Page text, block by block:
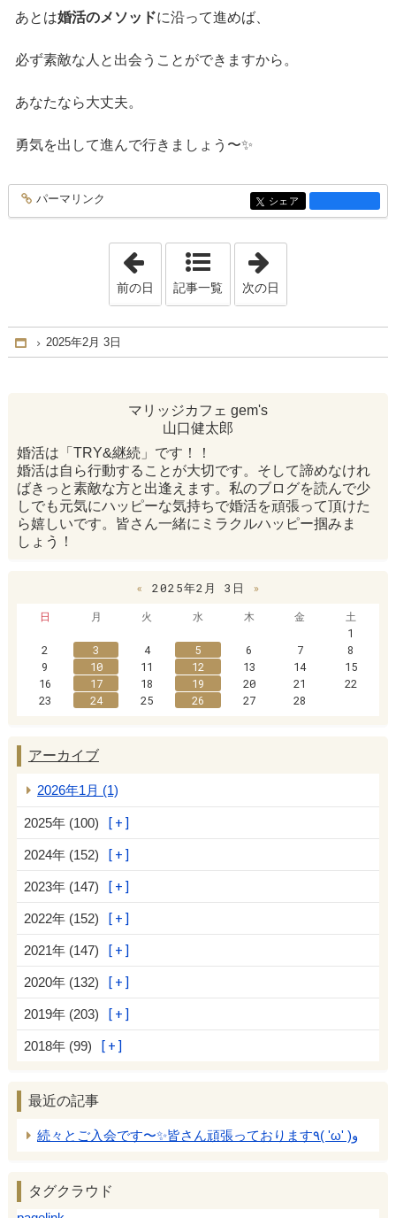
あとは婚活のメソッドに沿って進めば、
必ず素敵な人と出会うことができますから。
あなたなら大丈夫。
勇気を出して進んで行きましょう〜✨
entry3602
パーマリンク entry3602
シェア
「2025年1月29日」
前の日 記事一覧 次の日
Home
2025年2月 3日
マリッジカフェ gem's
山口健太郎
婚活は「TRY&継続」です！！
婚活は自ら行動することが大切です。そして諦めなけれ
ばきっと素敵な方と出逢えます。私のブログを読んで少
しでも元気にハッピーな気持ちで婚活を頑張って頂けた
ら嬉しいです。皆さん一緒にミラクルハッピー掴みま
しょう！
« 2025年2月 3日
»
日
月 火 水 木 金
土
1
2
3 4 5 6 7
8
9
10 11 12 13 14
15
16
17 18 19 20 21
22
23
24 25 26 27 28
アーカイブ
2026年1月 (1)
2025年 (100)
2024年 (152)
2023年 (147)
2022年 (152)
2021年 (147)
2020年 (132)
2019年 (203)
2018年 (99)
最近の記事
続々とご入会です〜✨皆さん頑張っております٩( 'ω' )و
タグクラウド